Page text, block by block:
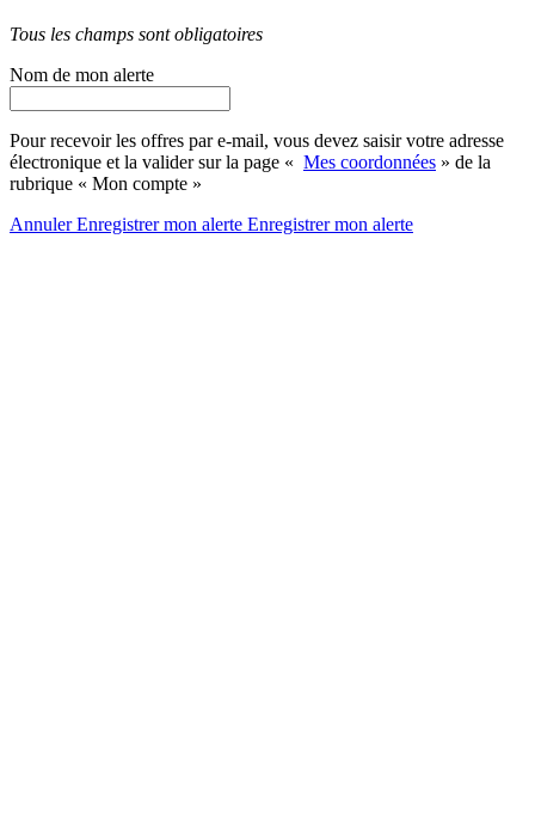
Tous les champs sont obligatoires
Nom de mon alerte
Pour recevoir les offres par e-mail, vous devez saisir votre adresse
électronique et la valider sur la page « Mes coordonnées » de la
rubrique « Mon compte »
AnnulerEnregistrer mon alerte Enregistrermon alerte